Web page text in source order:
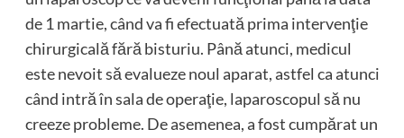
de 1 martie, când va fi efectuată prima intervenţie
chirurgicală fără bisturiu. Până atunci, medicul
este nevoit să evalueze noul aparat, astfel ca atunci
când intră în sala de operaţie, laparoscopul să nu
creeze probleme. De asemenea, a fost cumpărat un